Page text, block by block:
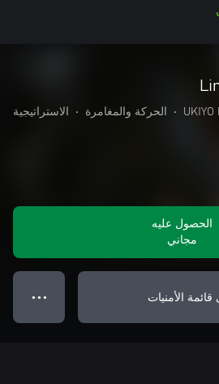
• الحركة والمغامرة • الاستراتيجية
الحصول عليه
مجاني
الأمنيات ● ● ●